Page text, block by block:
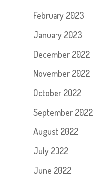
February 2023
January 2023
December 2022
November 2022
October 2022
September 2022
August 2022
July 2022
June 2022